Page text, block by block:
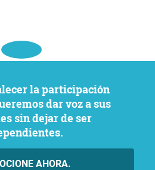
dar voz a sus
sin dejar de ser
AHORA.